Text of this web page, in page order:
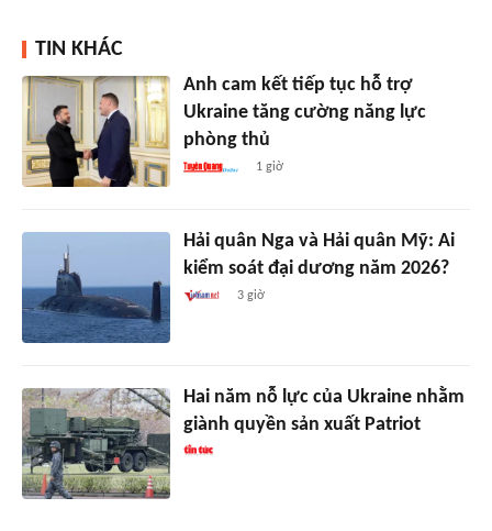
TIN KHÁC
Anh cam kết tiếp tục hỗ trợ
Ukraine tăng cường năng lực
phòng thủ
1 giờ
Hải quân Nga và Hải quân Mỹ: Ai
kiểm soát đại dương năm 2026?
3 giờ
Hai năm nỗ lực của Ukraine nhằm
giành quyền sản xuất Patriot